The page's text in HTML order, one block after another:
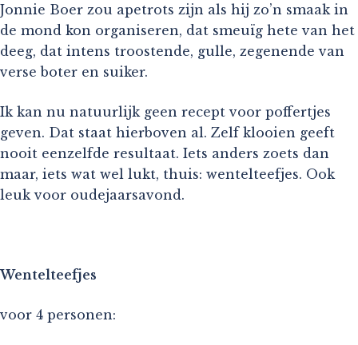
Jonnie Boer zou apetrots zijn als hij zo’n smaak in
de mond kon organiseren, dat smeuïg hete van het
deeg, dat intens troostende, gulle, zegenende van
verse boter en suiker.
Ik kan nu natuurlijk geen recept voor poffertjes
geven. Dat staat hierboven al. Zelf klooien geeft
nooit eenzelfde resultaat. Iets anders zoets dan
maar, iets wat wel lukt, thuis: wentelteefjes. Ook
leuk voor oudejaarsavond.
Wentelteefjes
voor 4 personen: